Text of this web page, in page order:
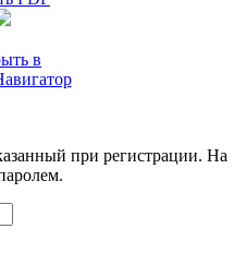
в
при регистрации. На